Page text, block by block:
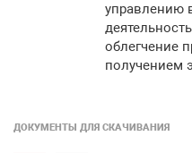
управлению
облегчение
получением
ДОКУМЕНТЫ ДЛЯ СКАЧИВАНИЯ